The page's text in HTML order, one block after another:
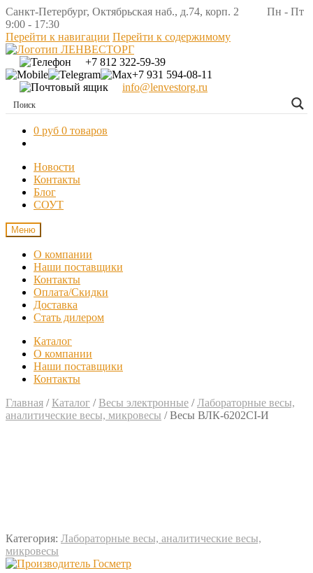
Санкт-Петербург, Октябрьская наб., д.74, корп. 2 Пн - Пт
9:00 - 17:30
Перейти к навигации Перейти к содержимому
+7 812 322-59-39
+7 931 594-08-11
info@lenvestorg.ru
0 руб 0 товаров
Новости
Контакты
Блог
СОУТ
Меню
О компании
Наши поставщики
Контакты
Оплата/Скидки
Доставка
Стать дилером
Каталог
О компании
Наши поставщики
Контакты
Главная / Каталог / Весы электронные /Лабораторные весы,
аналитические весы, микровесы /Весы ВЛК-6202СI-И
Категория: Лабораторные весы, аналитические весы,
микровесы